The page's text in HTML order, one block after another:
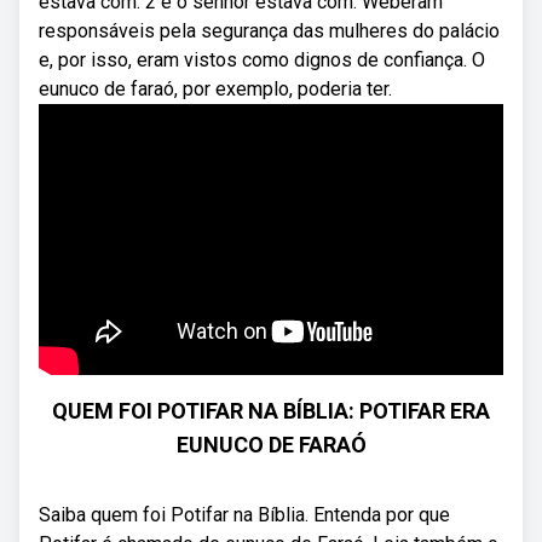
responsáveis pela segurança das mulheres do palácio
e, por isso, eram vistos como dignos de confiança. O
eunuco de faraó, por exemplo, poderia ter.
QUEM FOI POTIFAR NA BÍBLIA: POTIFAR ERA
EUNUCO DE FARAÓ
Saiba quem foi Potifar na Bíblia. Entenda por que